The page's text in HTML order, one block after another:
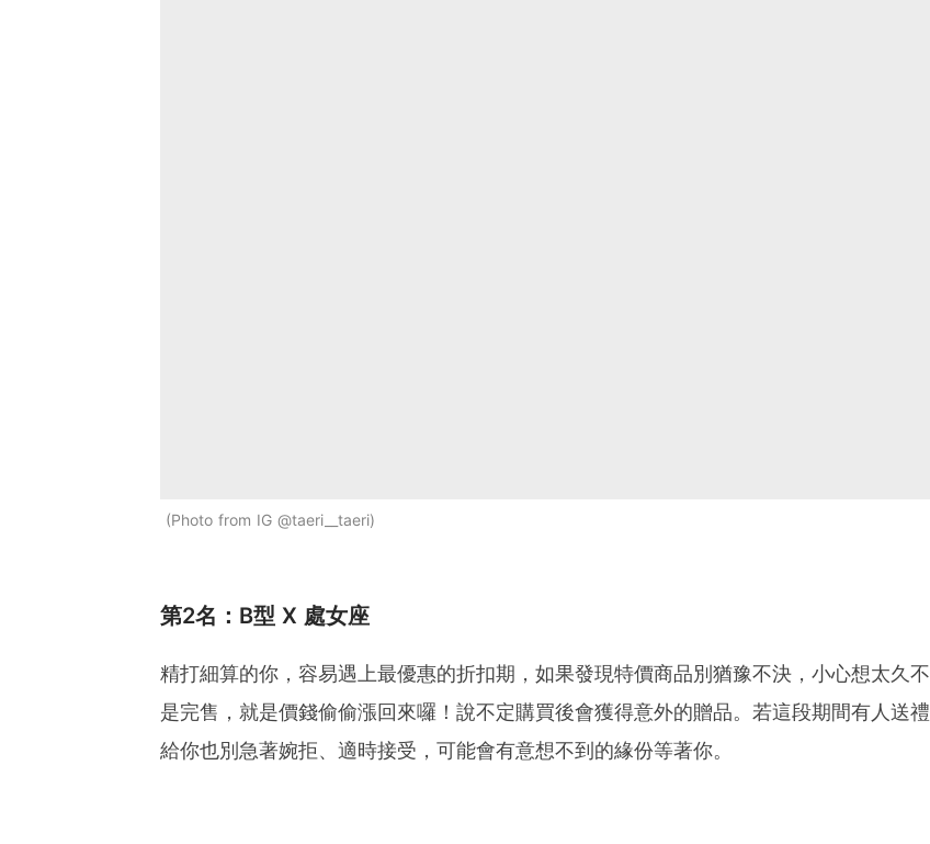
Photo from IG @taeri__taeri
第2名：B型 X 處女座
精打細算的你，容易遇上最優惠的折扣期，如果發現特價商品別猶豫不決，小心想太久不
是完售，就是價錢偷偷漲回來囉！說不定購買後會獲得意外的贈品。若這段期間有人送禮
給你也別急著婉拒、適時接受，可能會有意想不到的緣份等著你。